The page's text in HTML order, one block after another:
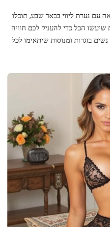
עם נערת ליווי בבאר שבע, תוכלו
שיעשו הכל כדי להעניק לכם חוויה
בוגרות ומנוסות שיתאימו לכל